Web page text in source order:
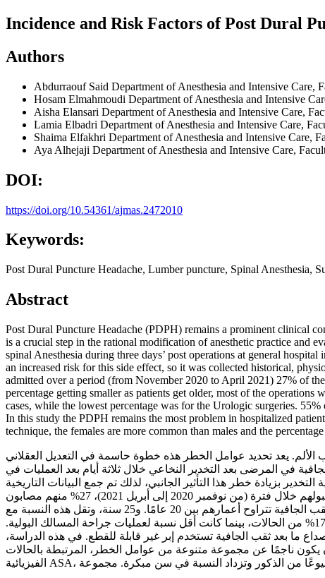
Incidence and Risk Factors of Post Dural
Authors
Abdurraouf Said Department of Anesthesia and Intensive
Hosam Elmahmoudi Department of Anesthesia and Intensive
Aisha Elansari Department of Anesthesia and Intensive Care,
Lamia Elbadri Department of Anesthesia and Intensive Care,
Shaima Elfakhri Department of Anesthesia and Intensive
Aya Alhejaji Department of Anesthesia and Intensive Care,
DOI:
https://doi.org/10.54361/ajmas.2472010
Keywords:
Post Dural Puncture Headache, Lumber puncture, Spinal Anesthesia,
Abstract
Post Dural Puncture Headache (PDPH) remains a prominent clinical
is a crucial step in the rational modification of anesthetic practice and
spinal Anesthesia during three days’ post operations at general
an increased risk for this side effect, so it was collected historical,
admitted over a period (from November 2020 to April 2021) 27% of
percentage getting smaller as patients get older, most of the
cases, while the lowest percentage was for the Urologic surgeries.
In this study the PDPH remains the most problem in hospitalized
technique, the females are more common than males and the
يعد تحديد عوامل الخطر هذه خطوة حاسمة في التعديل العقلاني
في المرضى بعد التخدير النخاعي خلال ثلاثة أيام بعد العمليات في
بزيادة خطر هذا التأثير الجانبي، لذلك تم جمع البيانات التاريخية
والفسيولوجية والتقنية لتحديد ارتباطها بصداع ما بعد ثقب الجافية. من بين إجمالي 100 مريض موزعين على 5 مستشفيات مختلفة تم قبولهم خلال فترة (من نوفمبر 2020 إلى أبريل 2021)، 27% منهم مصابون
بصداع ما بعد ثقب الجافية ، في حين أن 92.5% من حالات صداع ما بعد ثقب الجافية هم من الإناث، وأن 55.6% من حالات صداع ما بعد ثقب الجافية تتراوح أعمارهم بين 20 عامًا. و25 سنة، وتقل هذه النسبة مع
تقدم السن، وكانت معظم العمليات قيصرية بنسبة 58%، تليها جراحات أسفل البطن بنسبة 19% من الحالات، وجراحات العظام بنسبة 17% من الحالات، بينما كانت أقل نسبة لعمليات جراحة المسالك البولية.
تصنف على أنها (الحالة الأولى)، و44% منها تصنف على أنها (الحالة الثانية)، 81.5% من حالات صداع ما بعد ثقب الجافية تستخدم إبر غير قابلة للقطع. في هذه الدراسة،
ناجمًا عن مجموعة متنوعة من عوامل الخطر، المرتبطة بالحالات